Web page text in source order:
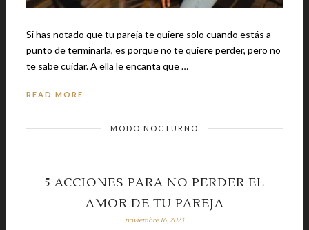
Si has notado que tu pareja te quiere solo cuando estás a
punto de terminarla, es porque no te quiere perder, pero no
te sabe cuidar. A ella le encanta que …
READ MORE
MODO NOCTURNO
5 ACCIONES PARA NO PERDER EL
AMOR DE TU PAREJA
noviembre 16, 2023